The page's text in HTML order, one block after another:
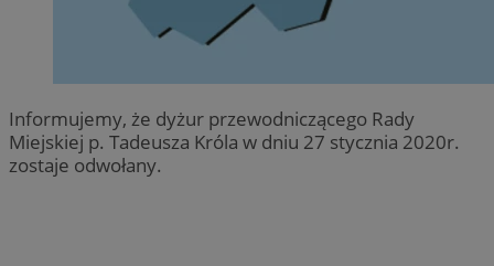
Informujemy, że dyżur przewodniczącego Rady
Miejskiej p. Tadeusza Króla w dniu 27 stycznia 2020r.
zostaje odwołany.